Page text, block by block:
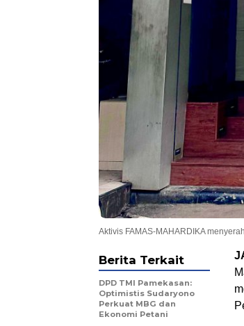
Aktivis FAMAS-MAHARDIKA
Berita Terkait
DPD TMI Pamekasan:
Optimistis Sudaryono
Perkuat MBG dan
Ekonomi Petani